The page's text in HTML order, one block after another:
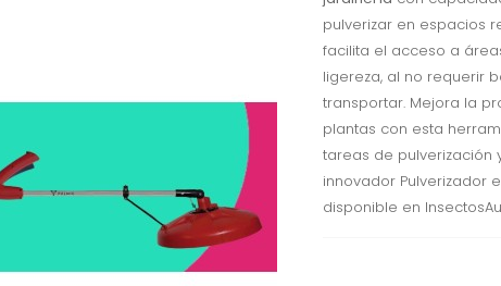
pulverizar en espacios
facilita el acceso a
ligereza, al no requerir
transportar. Mejora la
plantas con esta
tareas de pulverización
innovador Pulverizador
disponible en